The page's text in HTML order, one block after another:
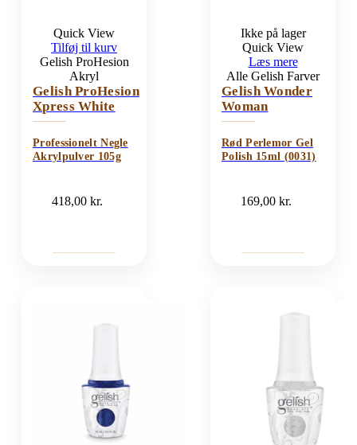
Quick View
Tilføj til kurv
Gelish ProHesion
Akryl
Gelish ProHesion
Xpress White
Professionelt Negle
Akrylpulver 105g
418,00kr.
Ikke på lager
Quick View
Læs mere
Alle Gelish Farver
Gelish Wonder
Woman
Rød Perlemor Gel
Polish 15ml (0031)
169,00kr.